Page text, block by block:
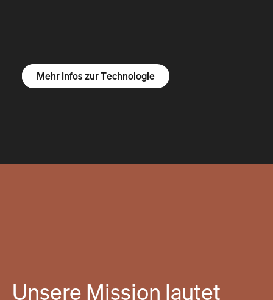
Mehr Infos zum R1S
Mehr Infos zum R1T
Mehr Infos zu Vans
Mehr Infos zur Technologie
Unsere Mission lautet